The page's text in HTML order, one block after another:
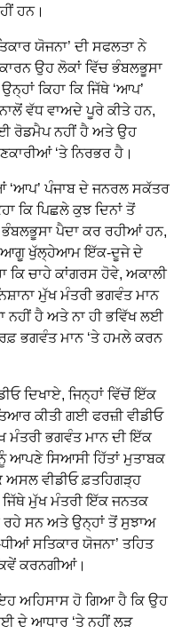
ਹਨ।
ਯੋਜਨਾ’ ਦੀ ਸਫਲਤਾ ਨੇ
ਉਹ ਲੋਕਾਂ ਵਿੱਚ ਭੰਬਲਭੂਸਾ
ਕਿਹਾ ਕਿ ਜਿੱਥੇ ‘ਆਪ’
ਵੱਧ ਵਾਅਦੇ ਪੂਰੇ ਕੀਤੇ ਹਨ,
ਰੋਡਮੈਪ ਨਹੀਂ ਹੈ ਅਤੇ ਉਹ
‘ਤੇ ਨਿਰਭਰ ਹੈ।
ਪੰਜਾਬ ਦੇ ਜਨਰਲ ਸਕੱਤਰ
ਕਿ ਪਿਛਲੇ ਕੁਝ ਦਿਨਾਂ ਤੋਂ
ਭੰਬਲਭੂਸਾ ਪੈਦਾ ਕਰ ਰਹੀਆਂ ਹਨ,
ਆਗੂ ਖੁੱਲ੍ਹੇਆਮ ਇੱਕ-ਦੂਜੇ ਦੇ
ਕਿ ਚਾਹੇ ਕਾਂਗਰਸ ਹੋਵੇ, ਅਕਾਲੀ
ਮੁੱਖ ਮੰਤਰੀ ਭਗਵੰਤ ਮਾਨ
ਹੈ ਅਤੇ ਨਾ ਹੀ ਭਵਿੱਖ ਲਈ
ਭਗਵੰਤ ਮਾਨ ‘ਤੇ ਹਮਲੇ ਕਰਨ
ਦਿਖਾਏ, ਜਿਨ੍ਹਾਂ ਵਿੱਚੋਂ ਇੱਕ
ਕੀਤੀ ਗਈ ਫਰਜ਼ੀ ਵੀਡੀਓ
ਮੰਤਰੀ ਭਗਵੰਤ ਮਾਨ ਦੀ ਇੱਕ
ਆਪਣੇ ਸਿਆਸੀ ਹਿੱਤਾਂ ਮੁਤਾਬਕ
ਅਸਲ ਵੀਡੀਓ ਫ਼ਤਹਿਗੜ੍ਹ
ਜਿੱਥੇ ਮੁੱਖ ਮੰਤਰੀ ਇੱਕ ਜਨਤਕ
ਰਹੇ ਸਨ ਅਤੇ ਉਨ੍ਹਾਂ ਤੋਂ ਸੁਝਾਅ
ਸਤਿਕਾਰ ਯੋਜਨਾ’ ਤਹਿਤ
ਕਰਨਗੀਆਂ।
ਅਹਿਸਾਸ ਹੋ ਗਿਆ ਹੈ ਕਿ ਉਹ
ਦੇ ਆਧਾਰ ‘ਤੇ ਨਹੀਂ ਲੜ